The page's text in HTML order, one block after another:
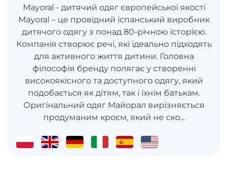
Mayoral - дитячий одяг європейської якості
Mayoral – це провідний іспанський виробник
дитячого одягу з понад 80-річною історією.
Компанія створює речі, які ідеально підходять
для активного життя дитини. Головна
філософія бренду полягає у створенні
високоякісного та доступного одягу, який
подобається як дітям, так і їхнім батькам.
Оригінальний одяг Майорал вирізняється
продуманим кроєм, який не ско...